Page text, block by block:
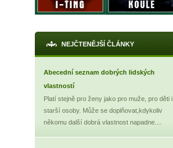
NEJČTENĚJŠÍ ČLÁNKY
Abecední seznam dobrých lidských
vlastností
Platí stejně pro ženy jako pro muže, pro děti i
starší osoby. Může se doplňovat,kdykoliv
někomu další dobrá vlastnost napadne....